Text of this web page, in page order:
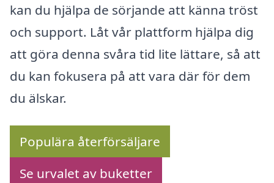
kan du hjälpa de sörjande att känna tröst
och support. Låt vår plattform hjälpa dig
att göra denna svåra tid lite lättare, så att
du kan fokusera på att vara där för dem
du älskar.
Populära återförsäljare
Se urvalet av buketter